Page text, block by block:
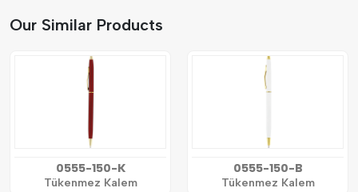
Our Similar Products
0555-150-K
Tükenmez Kalem
0555-150-B
Tükenmez Kalem